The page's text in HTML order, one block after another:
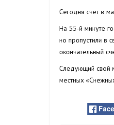
Сегодня счет в
На 55-й минуте
но пропустили в
окончательный
Следующий свой
местных